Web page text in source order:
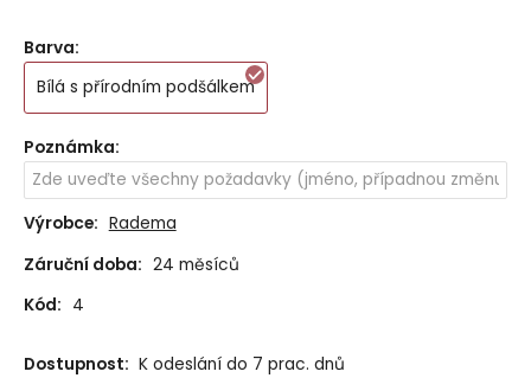
Barva:
Bílá s přírodním podšálkem
Poznámka:
Výrobce: Radema
Záruční doba: 24 měsíců
Kód: 4
Dostupnost: K odeslání do 7 prac. dnů